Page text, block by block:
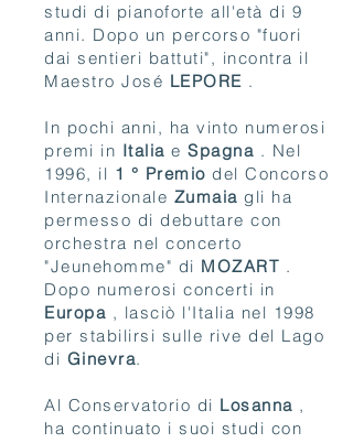
studi di pianoforte all'età di 9
anni. Dopo un percorso "fuori
dai sentieri battuti", incontra il
Maestro José LEPORE .
In pochi anni, ha vinto numerosi
premi in Italia e Spagna . Nel
1996, il 1 ° Premio del Concorso
Internazionale Zumaia gli ha
permesso di debuttare con
orchestra nel concerto
"Jeunehomme" di MOZART .
Dopo numerosi concerti in
Europa , lasciò l'Italia nel 1998
per stabilirsi sulle rive del Lago
di Ginevra.
Al Conservatorio di Losanna ,
ha continuato i suoi studi con